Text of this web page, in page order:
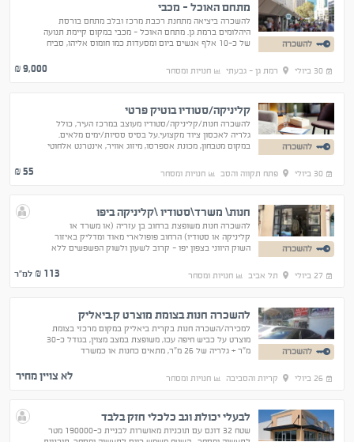
להשכרה
מתחם האוכל - מכבי
להשכרה ביציאה מתחנת רכבת מרכז ובלב מתחם בורסת
היהלומים ברמת גן. מתחם האוכל - מכבי במקום קיימת תנועה
של כ-10 אלף אנשים ביום ומסעדות כמו חומוס אליהו, סביח
30 ביולי
רמת גן - גבעתי חנויות ומסחר 9,000
₪
להשכרה
קליניקה/סטודיו בוטיק פרטי
להשכרה חנות/קליניקה/סטודיו מעוצב במרכז העיר, כולל
גלריה לאכסון ציוד מקצועי.על בסיס ססיות/ימים מלאים.
במקום מטבחון, מכונת אספרסו, מיזוג אוויר, אינטרנט אלחוטי
30 ביולי
פתח תקווה והסב חנויות ומסחר 55
₪
להשכרה
חנות\ משרד\סטודיו \קליניקה ביפו
להשכרה חנות משופצת ברחוב בן עזריה (או משרד או
קליניקה או סטודיו) הרחוב פופולארי מאוד ומדליק באיזור
השוק היווני בצפון יפו - קרוב לשעון ולשוק הפשפשים ללא
27 ביולי
תל אביב חנויות ומסחר 113 ₪ למ"ר
להשכרה
להשכרה חנות בצומת מוצרט ק.ביאליק
למכירה/השכרה חנות בקרית ביאליק במקום מרכזי בצומת
מוצרט על כביש חיפה עכו, משופצת במצב מצוין, בגודל כ-30
מ"ר + גלריה של 26 מ"ר, מתאים כחנות או כמשרד
26 ביולי קריות והסביבה חנויות ומסחר לא צויין מחיר
לבעלי יכולת וגב כלכלי חזק בלבד
שטח 32 דונם עם תוכניות מאושרות לבניית כ-190000 מטר